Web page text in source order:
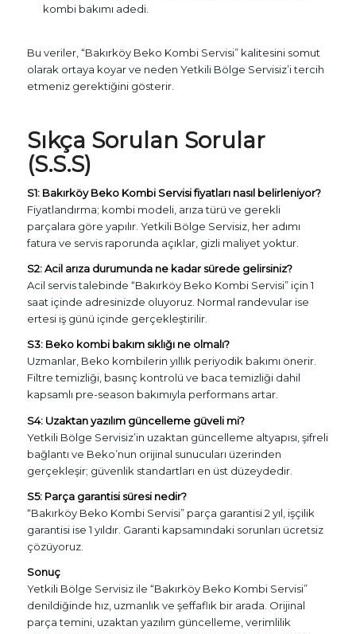
kombi bakımı adedi.
Bu veriler, “Bakırköy Beko Kombi Servisi” kalitesini somut
olarak ortaya koyar ve neden Yetkili Bölge Servisiz’i tercih
etmeniz gerektiğini gösterir.
Sıkça Sorulan Sorular
(S.S.S)
S1: Bakırköy Beko Kombi Servisi fiyatları nasıl belirleniyor?
Fiyatlandırma; kombi modeli, arıza türü ve gerekli
parçalara göre yapılır. Yetkili Bölge Servisiz, her adımı
fatura ve servis raporunda açıklar, gizli maliyet yoktur.
S2: Acil arıza durumunda ne kadar sürede gelirsiniz?
Acil servis talebinde “Bakırköy Beko Kombi Servisi” için 1
saat içinde adresinizde oluyoruz. Normal randevular ise
ertesi iş günü içinde gerçekleştirilir.
S3: Beko kombi bakım sıklığı ne olmalı?
Uzmanlar, Beko kombilerin yıllık periyodik bakımı önerir.
Filtre temizliği, basınç kontrolü ve baca temizliği dahil
kapsamlı pre-season bakımıyla performans artar.
S4: Uzaktan yazılım güncelleme güveli mi?
Yetkili Bölge Servisiz’in uzaktan güncelleme altyapısı, şifreli
bağlantı ve Beko’nun orijinal sunucuları üzerinden
gerçekleşir; güvenlik standartları en üst düzeydedir.
S5: Parça garantisi süresi nedir?
“Bakırköy Beko Kombi Servisi” parça garantisi 2 yıl, işçilik
garantisi ise 1 yıldır. Garanti kapsamındaki sorunları ücretsiz
çözüyoruz.
Sonuç
Yetkili Bölge Servisiz ile “Bakırköy Beko Kombi Servisi”
denildiğinde hız, uzmanlık ve şeffaflık bir arada. Orijinal
parça temini, uzaktan yazılım güncelleme, verimlilik